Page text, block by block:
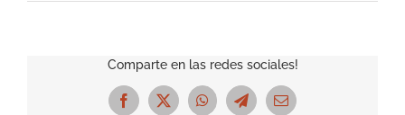
Comparte en las redes sociales!
Facebook
X WhatsAppTelegramCorreo